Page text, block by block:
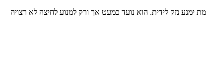
נזק לידית. הוא נועד כמעט אך ורק למנוע לחיצה לא רצויה